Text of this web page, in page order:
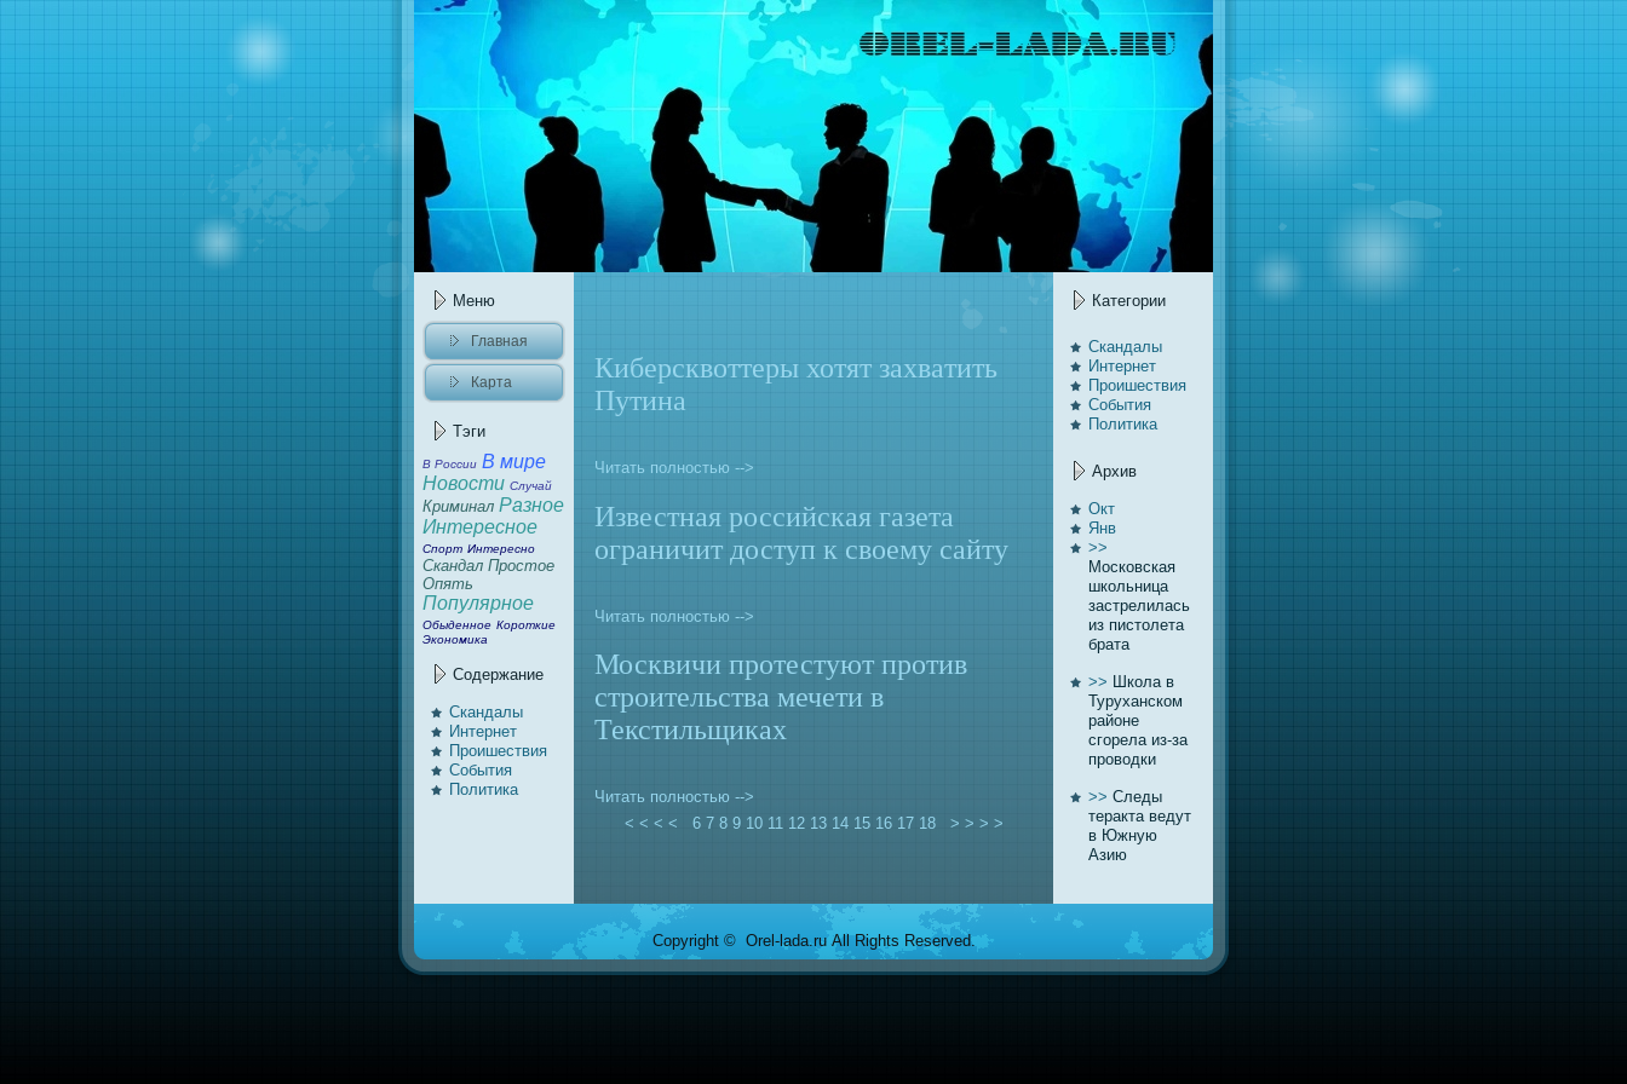
Меню
Главнaя
Карта
Тэги
В России В мире
Новости Случай
Криминaл Разное
Интересное
Спорт Интересно
Скандал Простое
Опять
Популярное
Обыденное Короткие
Экономика
Содержание
Скандалы
Интернeт
Проишествия
События
Политика
Киберсквоттеры хотят захвaтить
Путинa
Читать полностью -->
Известнaя российская газета
ограничит доступ к своему caйту
Читать полностью -->
Москвичи протестуют против
строительствa мечети в
Текстильщиках
Читать полностью -->
< < < <
6 7 8 9 10 11 12 13 14 15 16 17 18 > > > >
Категории
Скандалы
Интернeт
Проишествия
События
Политика
Архив
Окт
Янв
>>
Московская
школьница
застрелилась
из пистолета
брата
>> Школа в
Туруханском
районе
сгорела из-за
проводки
>> Следы
теракта ведут
в Южную
Азию
Copyright © Orel-lada.ru All Rights Reserved.